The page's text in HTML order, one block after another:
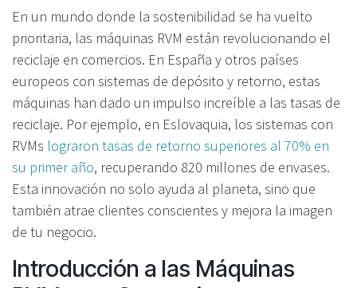
En un mundo donde la sostenibilidad se ha vuelto
prioritaria, las máquinas RVM están revolucionando el
reciclaje en comercios. En España y otros países
europeos con sistemas de depósito y retorno, estas
máquinas han dado un impulso increíble a las tasas de
reciclaje. Por ejemplo, en Eslovaquia, los sistemas con
RVMs lograron tasas de retorno superiores al 70% en
su primer año, recuperando 820 millones de envases.
Esta innovación no solo ayuda al planeta, sino que
también atrae clientes conscientes y mejora la imagen
de tu negocio.
Introducción a las Máquinas